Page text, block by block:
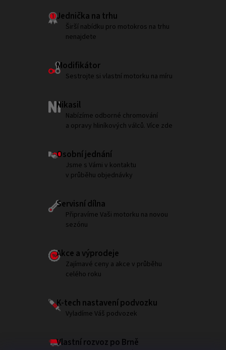
Jednička na trhu
Širší nabídku pro motokros na trhu
nenajdete
Modifikátor
Sestrojte si vlastní motorku na míru
Nikasil
Nabízíme odborné chromování
a opravy hliníkových válců. Více zde
Osobní jednání
Jsme s Vámi v kontaktu
v průběhu objednávky
Servisní dílna
Připravíme Vaši motorku na novou
sezónu
Akce a výprodeje
Zajímavé ceny a akce v průběhu
celého roku
K-tech nastavení podvozku
Vyladíme Váš podvozek
Vlastní rozvoz po Brně